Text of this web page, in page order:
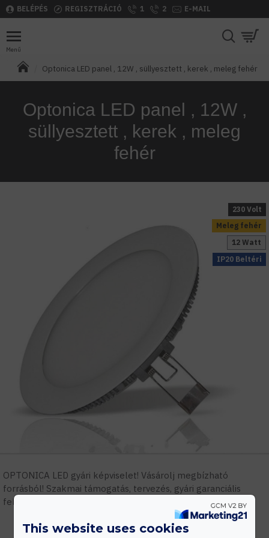
BELÉPÉS REGISZTRÁCIÓ 1 2 E-MAIL
Optonica LED panel , 12W , süllyesztett , kerek , meleg fehér
Optonica LED panel , 12W ,
süllyesztett , kerek , meleg
fehér
Meleg fehér
IP20 Beltéri
12 Watt
230 Volt
OPTONICA LED gyári képviselet! Vásárolj megbízható
forrásból! Szakmai támogatás, tervezés, gyári garanciális
feltételek.
This website uses cookies